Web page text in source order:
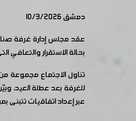
دمشق 10/3/2026
عقد مجلس إدارة غرفة
بحالة الاستقرار والتعافي
تناول الاجتماع مجموعة
للغرفة بعد عطلة العيد،
عبر إعداد اتفاقيات